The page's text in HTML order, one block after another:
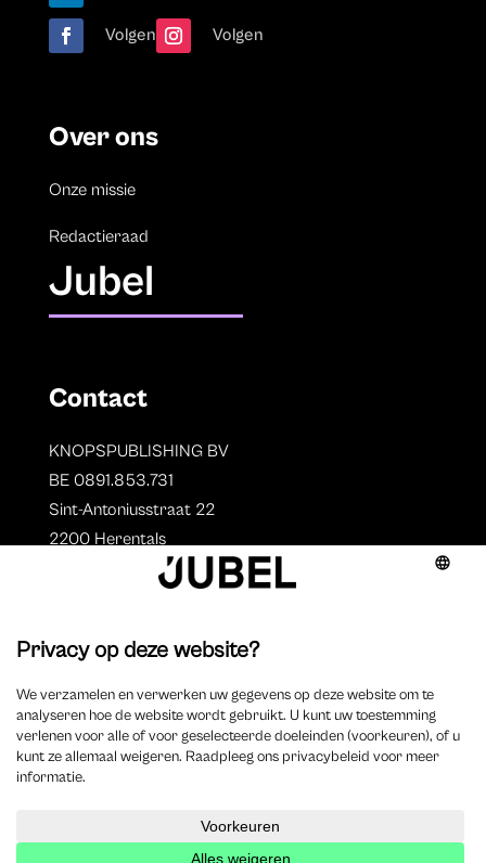
Volgen Volgen
Over ons
Onze missie
Redactieraad
Jubel
Contact
KNOPSPUBLISHING BV
BE 0891.853.731
Sint-Antoniusstraat 22
2200 Herentals
Auteurs
Overzicht auteurs
Auteur worden?
2025 Jubel – Webdesign byWisemen